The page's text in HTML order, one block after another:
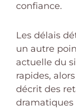
confiance.
Les délais
un autre
actuelle du
rapides,
décrit des
dramatiques